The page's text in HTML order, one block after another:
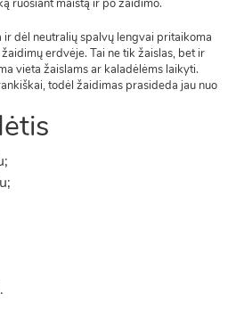
ruošiant maistą ir po žaidimo.
dėl neutralių spalvų lengvai pritaikoma
erdvėje. Tai ne tik žaislas, bet ir
vieta žaislams ar kaladėlėms laikyti.
todėl žaidimas prasideda jau nuo